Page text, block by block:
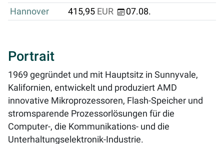
Hannover
415,95 EUR 07.08.
Portrait
1969 gegründet und mit Hauptsitz in Sunnyvale,
Kalifornien, entwickelt und produziert AMD
innovative Mikroprozessoren, Flash-Speicher und
stromsparende Prozessorlösungen für die
Computer-, die Kommunikations- und die
Unterhaltungselektronik-Industrie.